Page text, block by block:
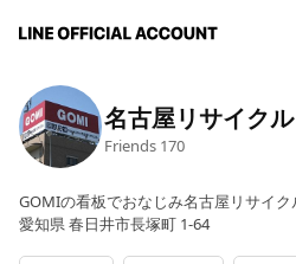
名古屋リサイクル
Friends 170
GOMIの看板でおなじみ名古屋リサイク
愛知県 春日井市長塚町 1-64